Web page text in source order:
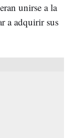
unirse a la
a adquirir sus